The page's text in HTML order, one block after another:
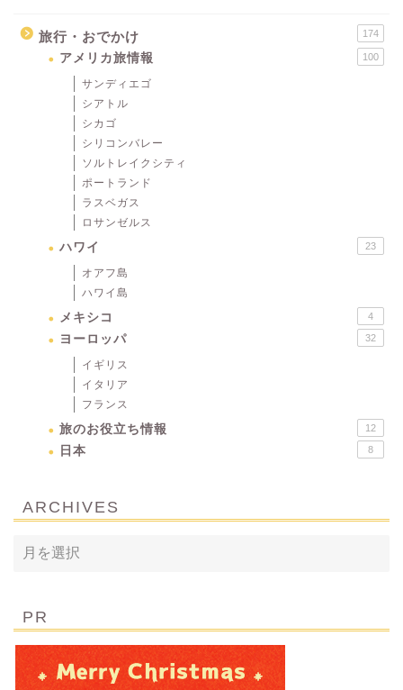
旅行・おでかけ 174
アメリカ旅情報 100
サンディエゴ
シアトル
シカゴ
シリコンバレー
ソルトレイクシティ
ポートランド
ラスベガス
ロサンゼルス
ハワイ 23
オアフ島
ハワイ島
メキシコ 4
ヨーロッパ 32
イギリス
イタリア
フランス
旅のお役立ち情報 12
日本 8
ARCHIVES
PR